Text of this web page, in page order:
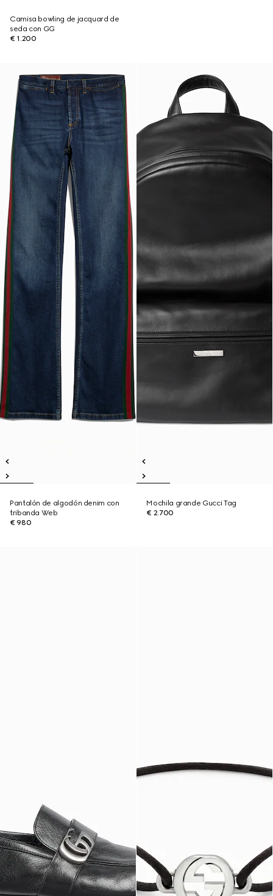
Camisa bowling de jacquard de
seda con GG
€ 1.200
Pantalón de algodón denim con
tribanda Web
€ 980
Mochila grande Gucci Tag
€ 2.700